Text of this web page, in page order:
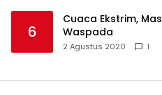
6
Cuaca Ekstrim,
Waspada
2 Agustus 2020 1